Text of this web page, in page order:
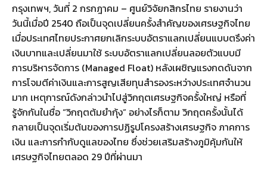
กรุงเทพฯ, วันที่ 2 กรกฎาคม – ศูนย์วิจัยกสิกรไทย รายงานว่า
วันนี้เมื่อปี 2540 ถือเป็นจุดเปลี่ยนครั้งสำคัญของเศรษฐกิจไทย
เมื่อประเทศไทยประกาศยกเลิกระบบอัตราแลกเปลี่ยนแบบตรึงค่า
เงินบาทและเปลี่ยนมาใช้ ระบบอัตราแลกเปลี่ยนลอยตัวแบบมี
การบริหารจัดการ (Managed Float) หลังเผชิญแรงกดดันจาก
การโจมตีค่าเงินและการสูญเสียทุนสำรองระหว่างประเทศจำนวน
มาก เหตุการณ์ดังกล่าวนำไปสู่วิกฤตเศรษฐกิจครั้งใหญ่ หรือที่
รู้จักกันในชื่อ “วิกฤตต้มยำกุ้ง” อย่างไรก็ตาม วิกฤตครั้งนั้นได้
กลายเป็นจุดเริ่มต้นของการปฏิรูปโครงสร้างเศรษฐกิจ ภาคการ
เงิน และการกำกับดูแลของไทย ซึ่งช่วยเสริมสร้างภูมิคุ้มกันให้
เศรษฐกิจไทยตลอด 29 ปีที่ผ่านมา